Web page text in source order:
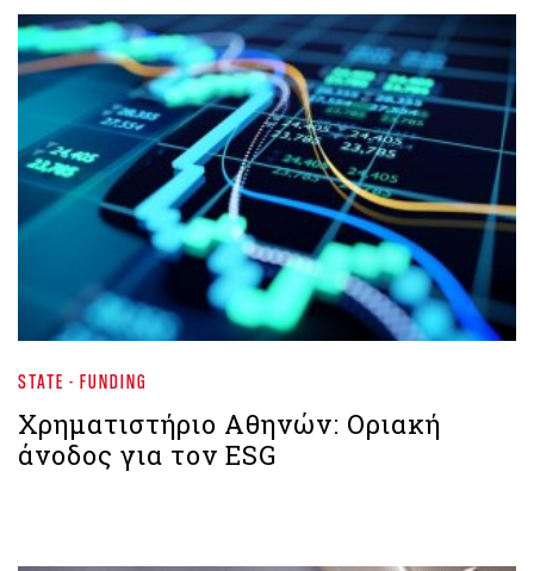
STATE - FUNDING
Χρηματιστήριο Aθηνών: Οριακή
άνοδος για τον ESG